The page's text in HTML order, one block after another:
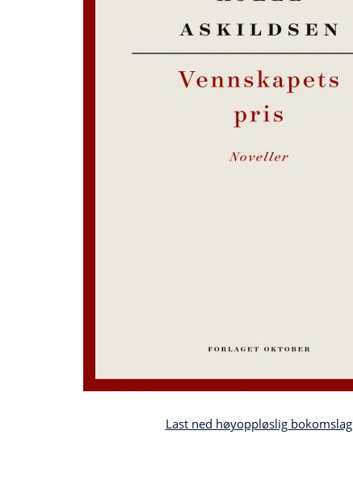
Last ned høyoppløslig bokomslag